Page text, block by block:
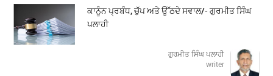
ਕਾਨੂੰਨ ਪ੍ਰਬੰਧ, ਚੁੱਪ ਅਤੇ ਉੱਠਦੇ ਸਵਾਲ/- ਗੁਰਮੀਤ ਸਿੰਘ
ਪਲਾਹੀ
ਗੁਰਮੀਤ ਸਿੰਘ ਪਲਾਹੀ
writer